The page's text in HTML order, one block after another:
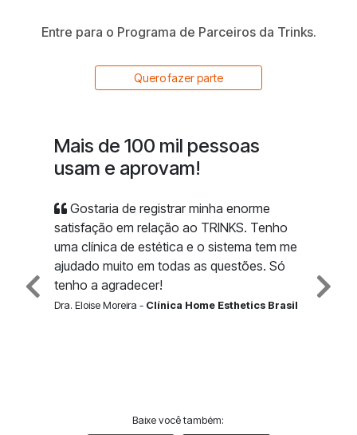
Entre para o Programa de Parceiros da Trinks.
Quero fazer parte
Mais de 100 mil pessoas
usam e aprovam!
Gostaria de registrar minha enorme
satisfação em relação ao TRINKS. Tenho
uma clínica de estética e o sistema tem me
ajudado muito em todas as questões. Só
tenho a agradecer!
Dra. Eloise Moreira - Clínica Home Esthetics Brasil
Baixe você também: